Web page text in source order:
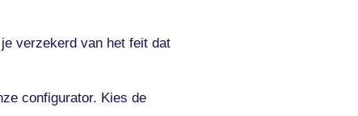
verzekerd van het feit dat
configurator. Kies de